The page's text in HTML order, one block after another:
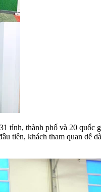
tỉnh, thành phố và 20
tiên, khách tham quan dễ